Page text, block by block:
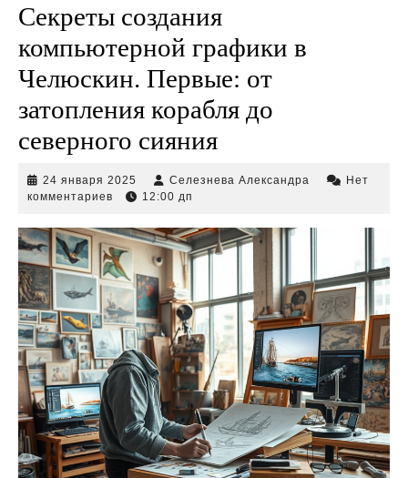
Секреты создания
компьютерной графики в
Челюскин. Первые: от
затопления корабля до
северного сияния
24 января 2025
января
Селезнева Александра Селезнева
Нет
комментариев
12:00 дп